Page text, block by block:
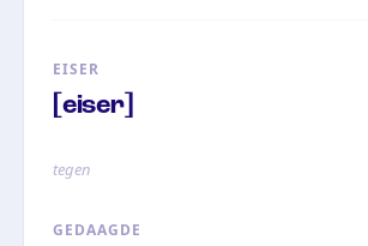
EISER
[eiser]
tegen
GEDAAGDE